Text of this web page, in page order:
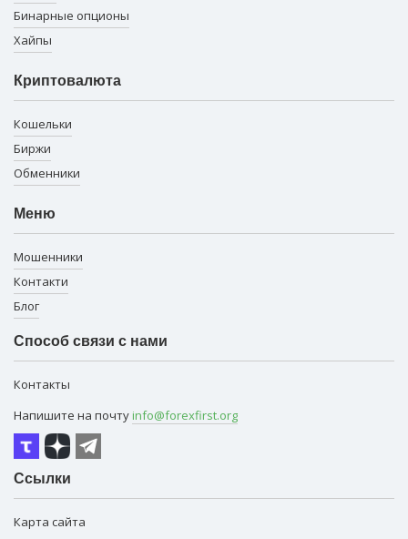
Бинарные опционы
Хайпы
Криптовалюта
Кошельки
Биржи
Обменники
Меню
Мошенники
Контакти
Блог
Способ связи с нами
Контакты
Напишите на почту info@forexfirst.org
Ссылки
Карта сайта